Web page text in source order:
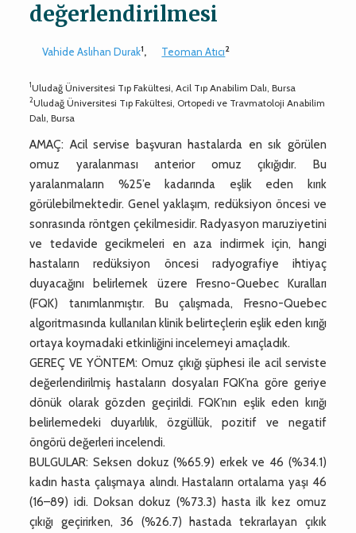
değerlendirilmesi
Vahide Aslıhan Durak1, Teoman Atıcı2
1Uludağ Üniversitesi Tıp Fakültesi, Acil Tıp Anabilim Dalı, Bursa
2Uludağ Üniversitesi Tıp Fakültesi, Ortopedi ve Travmatoloji Anabilim
Dalı, Bursa
AMAÇ: Acil servise başvuran hastalarda en sık görülen
omuz yaralanması anterior omuz çıkığıdır. Bu
yaralanmaların %25’e kadarında eşlik eden kırık
görülebilmektedir. Genel yaklaşım, redüksiyon öncesi ve
sonrasında röntgen çekilmesidir. Radyasyon maruziyetini
ve tedavide gecikmeleri en aza indirmek için, hangi
hastaların redüksiyon öncesi radyografiye ihtiyaç
duyacağını belirlemek üzere Fresno-Quebec Kuralları
(FQK) tanımlanmıştır. Bu çalışmada, Fresno-Quebec
algoritmasında kullanılan klinik belirteçlerin eşlik eden kırığı
ortaya koymadaki etkinliğini incelemeyi amaçladık.
GEREÇ VE YÖNTEM: Omuz çıkığı şüphesi ile acil serviste
değerlendirilmiş hastaların dosyaları FQK’na göre geriye
dönük olarak gözden geçirildi. FQK’nın eşlik eden kırığı
belirlemedeki duyarlılık, özgüllük, pozitif ve negatif
öngörü değerleri incelendi.
BULGULAR: Seksen dokuz (%65.9) erkek ve 46 (%34.1)
kadın hasta çalışmaya alındı. Hastaların ortalama yaşı 46
(16–89) idi. Doksan dokuz (%73.3) hasta ilk kez omuz
çıkığı geçirirken, 36 (%26.7) hastada tekrarlayan çıkık